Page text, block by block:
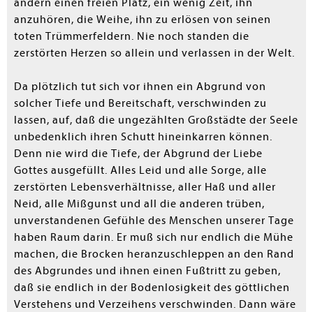
andern einen freien Platz, ein wenig Zeit, ihn
anzuhören, die Weihe, ihn zu erlösen von seinen
toten Trümmerfeldern. Nie noch standen die
zerstörten Herzen so allein und verlassen in der Welt.
Da plötzlich tut sich vor ihnen ein Abgrund von
solcher Tiefe und Bereitschaft, verschwinden zu
lassen, auf, daß die ungezählten Großstädte der Seele
unbedenklich ihren Schutt hineinkarren können.
Denn nie wird die Tiefe, der Abgrund der Liebe
Gottes ausgefüllt. Alles Leid und alle Sorge, alle
zerstörten Lebensverhältnisse, aller Haß und aller
Neid, alle Mißgunst und all die anderen trüben,
unverstandenen Gefühle des Menschen unserer Tage
haben Raum darin. Er muß sich nur endlich die Mühe
machen, die Brocken heranzuschleppen an den Rand
des Abgrundes und ihnen einen Fußtritt zu geben,
daß sie endlich in der Bodenlosigkeit des göttlichen
Verstehens und Verzeihens verschwinden. Dann wäre